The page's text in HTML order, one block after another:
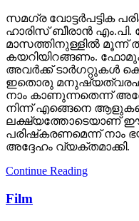
സമഗ്ര വോട്ടര്‍പട്ടിക
ഹാരിസ് ബീരാന്‍
മാസത്തിനുള്ളില്‍
കയറിയിറങ്ങണം.
അവര്‍ക്ക് ടാര്‍ഗറ്റുകള്‍
ഇതൊരു
നാം കാണുന്നതെന്ന്
നിന്ന് എങ്ങെനെ
ലക്ഷ്യത്തോടെയാണ് ഈ
പരിഷ്‌കരണമെന്ന് നാം
അദ്ദേഹം വ്യക്തമാക്കി.
Continue Reading
Film